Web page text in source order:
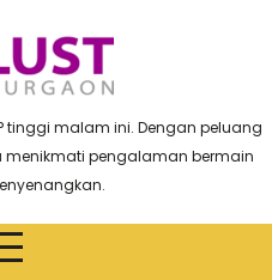
tinggi malam ini. Dengan peluang
menikmati pengalaman bermain